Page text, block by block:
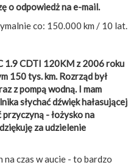
o odpowiedż na e-mail.
co: 150.000 km / 10 lat.
1.9 CDTI 120KM z 2006 roku
150 tys. km. Rozrząd był
z pompą wodną. I mam
słychać dźwięk hałasującej
przyczyną - łożysko na
za udzielenie
na czas w aucie - to bardzo